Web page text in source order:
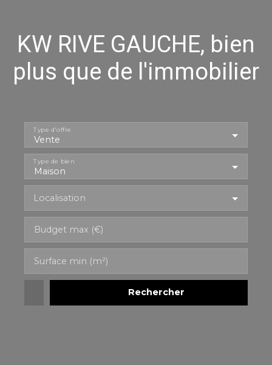
KW RIVE GAUCHE, bien
plus que de l'immobilier
Vente
Type d'offre
Maison
Type de bien
Localisation
Budget max (€)
Surface min (m²)
Rechercher